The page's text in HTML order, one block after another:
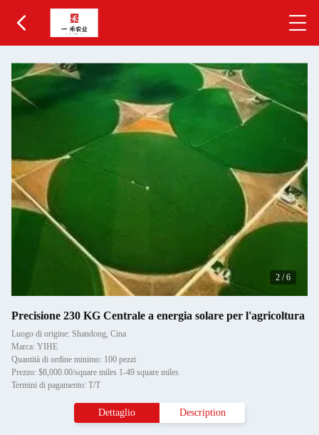
3 /6
Precisione 230 KG Centrale a energia solare per l'agricoltura
Luogo di origine: Shandong, Cina
Marca: YIHE
Quantità di ordine minimo: 100 pezzi
Prezzo: $8,000.00/square miles 1-49 square miles
Termini di pagamento: T/T
Dettaglio Description